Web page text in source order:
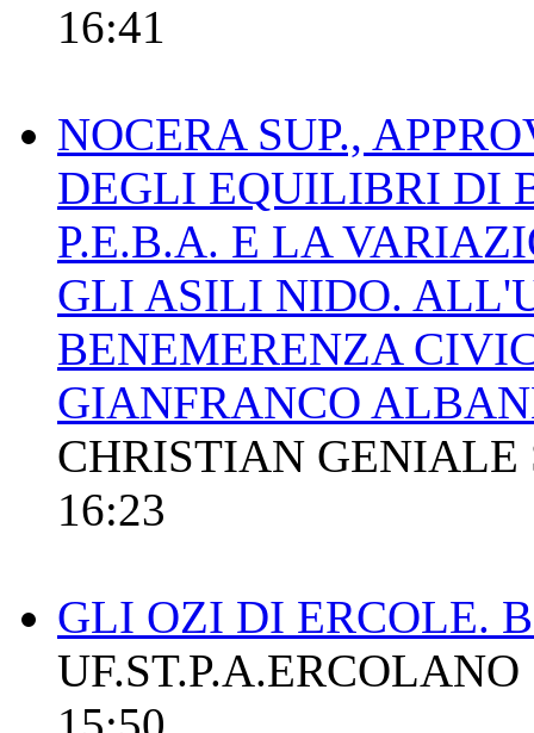
16:41
NOCERA SUP.,
DEGLI EQUILIBRI DI
P.E.B.A. E LA
GLI ASILI NIDO.
BENEMERENZA
GIANFRANCO
CHRISTIAN GENIALE
16:23
GLI OZI DI ERCOLE.
UF.ST.P.A.ERCOLANO